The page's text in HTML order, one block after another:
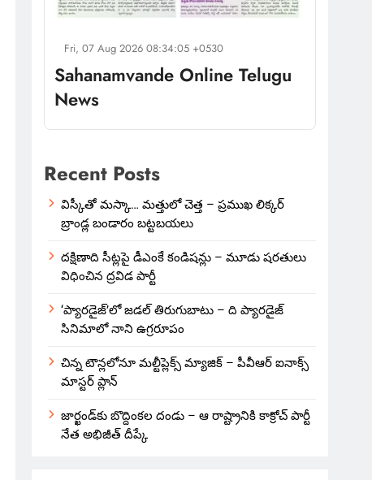
Fri, 07 Aug 2026 08:34:05 +0530
Sahanamvande Online Telugu
News
Recent Posts
విస్కీతో మస్కా… మత్తులో చెత్త – ప్రముఖ లిక్కర్
బ్రాండ్ల బండారం బట్టబయలు
దక్షిణాది సీట్లపై డీఎంకే కండిషన్లు – మూడు షరతులు
విధించిన ద్రవిడ పార్టీ
‘ప్యారడైజ్’లో జడల్ తిరుగుబాటు – ది ప్యారడైజ్
సినిమాలో నాని ఉగ్రరూపం
చిన్న టౌన్లలోనూ మల్టీప్లెక్స్‌ మ్యాజిక్ – పీవీఆర్ ఐనాక్స్
మాస్టర్ ప్లాన్
జార్ఖండ్‌కు బొద్దింకల దండు – ఆ రాష్ట్రానికి కాక్రోచ్ పార్టీ
నేత అభిజీత్ దీప్కే